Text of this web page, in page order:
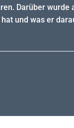
Darüber
und was er